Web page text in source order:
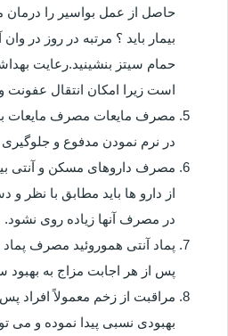
حاصل از عمل بواسیر را درمان
بیمار باید ؟ مرتبه در روز در
حمام سیتز بنشینید.رعایت
است زیرا امکان انتقال عفونت
مصرف مایعات مصرف مایعات
در نرم نمودن مدفوع و
مصرف داروهای مسکن و آنتی
از دارو ها باید مطابق با نظر و
در مصرف آنها زیاده روی نشود.
پماد آنتی هموروئید مصرف
پس از هر اجابت مزاج به بهبود
مراقبت از زخم معمولاً افراد
بهبودی نسبی پیدا نموده و می